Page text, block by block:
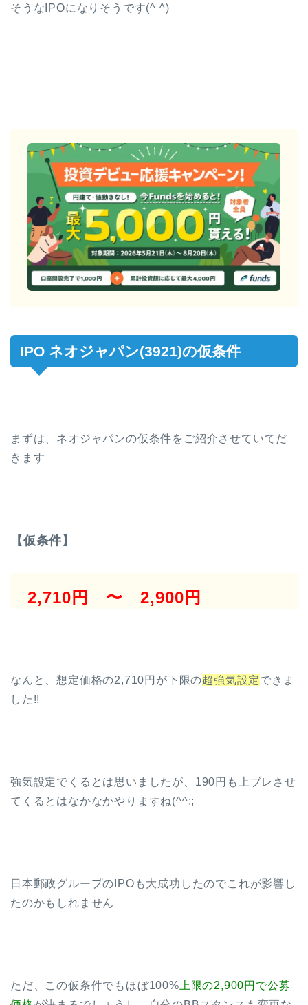
そうなIPOになりそうです(^ ^)
IPO ネオジャパン(3921)の仮条件
まずは、ネオジャパンの仮条件をご紹介させていてだ
きます
【仮条件】
2,710円 〜 2,900円
なんと、想定価格の2,710円が下限の超強気設定できま
した!!
強気設定でくるとは思いましたが、190円も上ブレさせ
てくるとはなかなかやりますね(^^;;
日本郵政グループのIPOも大成功したのでこれが影響し
たのかもしれません
ただ、この仮条件でもほぼ100% 上限の2,900円で公募